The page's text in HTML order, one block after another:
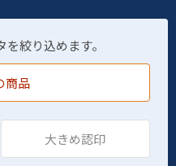
絞り込めます。
商品
大きめ認印